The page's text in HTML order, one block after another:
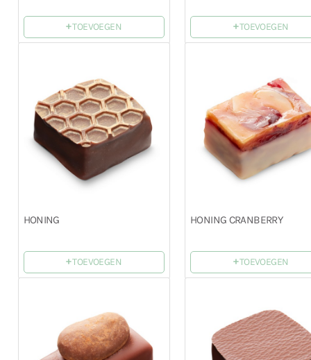
+TOEVOEGEN +TOEVOEGEN
HONING
+TOEVOEGEN
HONING CRANBERRY
+TOEVOEGEN